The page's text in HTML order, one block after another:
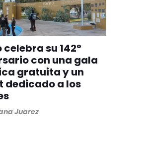
celebra su 142°
con una gala
gratuita y un
dedicado a los
Juarez